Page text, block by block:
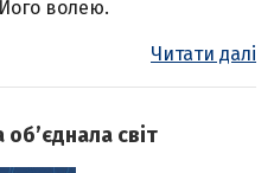
волею.
Читати далі
світ